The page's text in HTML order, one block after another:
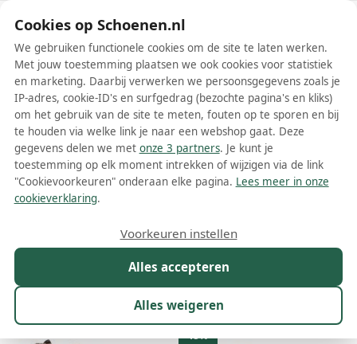
Schoenen.nl
Wis filters Alle filters
Beige Timberland dames laarzen
Meer lezen
Kleur 1
28 resultaten:
15%
Cookies op Schoenen.nl
We gebruiken functionele cookies om de site te laten werken.
Met jouw toestemming plaatsen we ook cookies voor statistiek
en marketing. Daarbij verwerken we persoonsgegevens zoals je
IP-adres, cookie-ID's en surfgedrag (bezochte pagina's en kliks)
om het gebruik van de site te meten, fouten op te sporen en bij
te houden via welke link je naar een webshop gaat. Deze
gegevens delen we met onze 3 partners. Je kunt je
toestemming op elk moment intrekken of wijzigen via de link
"Cookievoorkeuren" onderaan elke pagina. Lees meer in onze
cookieverklaring.
Alles accepteren
Alles weigeren
Voorkeuren instellen